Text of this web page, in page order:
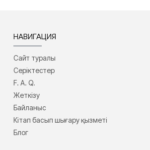
НАВИГАЦИЯ
Сайт туралы
Серіктестер
F. A. Q.
Жеткізу
Байланыс
Кітап басып шығару қызметі
Блог